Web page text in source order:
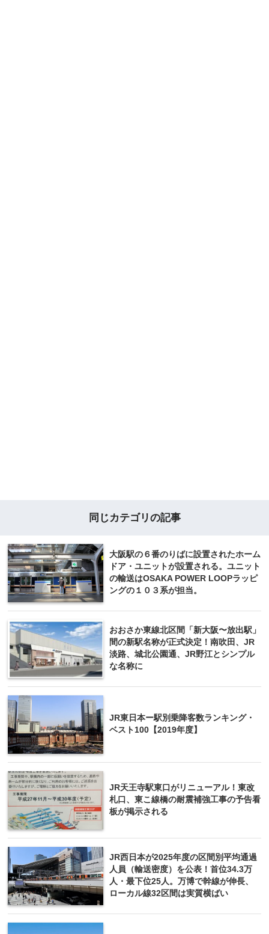
同じカテゴリの記事
大阪駅の６番のりばに設置されたホーム
ドア・ユニットが設置される。ユニット
の輸送はOSAKA POWER LOOPラッピ
ングの１０３系が担当。
おおさか東線北区間「新大阪〜放出駅」
間の新駅名称が正式決定！南吹田、JR
淡路、城北公園通、JR野江とシンプル
な名称に
JR東日本ー駅別乗降客数ランキング・
ベスト100【2019年度】
JR天王寺駅東口がリニューアル！東改
札口、東こ線橋の耐震補強工事の予告看
板が掲示される
JR西日本が2025年度の区間別平均通過
人員（輸送密度）を公表！首位34.3万
人・最下位25人。万博で幹線が伸長、
ローカル線32区間は実質横ばい